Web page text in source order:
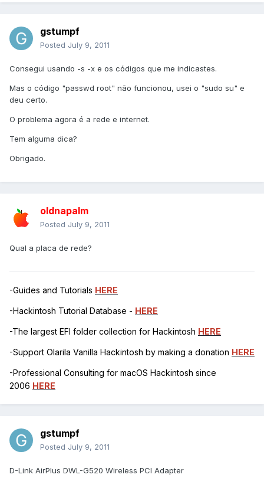
gstumpf
Posted July 9, 2011
Consegui usando -s -x e os códigos que me indicastes.
Mas o código "passwd root" não funcionou, usei o "sudo su" e
deu certo.
O problema agora é a rede e internet.
Tem alguma dica?
Obrigado.
oldnapalm
Posted July 9, 2011
Qual a placa de rede?
-Guides and Tutorials HERE
-Hackintosh Tutorial Database - HERE
-The largest EFI folder collection for Hackintosh HERE
-Support Olarila Vanilla Hackintosh by making a donation HERE
-Professional Consulting for macOS Hackintosh since
2006 HERE
gstumpf
Posted July 9, 2011
D-Link AirPlus DWL-G520 Wireless PCI Adapter